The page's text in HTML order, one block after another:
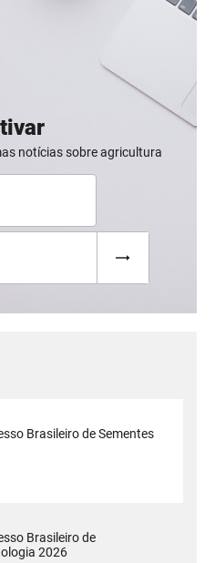
notícias sobre agricultura
Brasileiro de Sementes
Brasileiro de
2026